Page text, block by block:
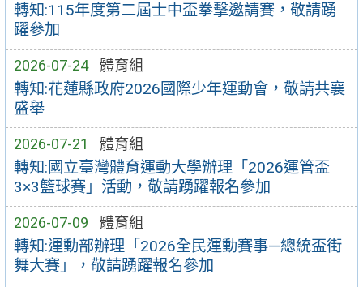
轉知:115年度第二屆士中盃拳擊邀請賽，敬請踴
躍參加
2026-07-24 體育組
轉知:花蓮縣政府2026國際少年運動會，敬請共襄
盛舉
2026-07-21 體育組
轉知:國立臺灣體育運動大學辦理「2026運管盃
3×3籃球賽」活動，敬請踴躍報名參加
2026-07-09 體育組
轉知:運動部辦理「2026全民運動賽事—總統盃街
舞大賽」，敬請踴躍報名參加